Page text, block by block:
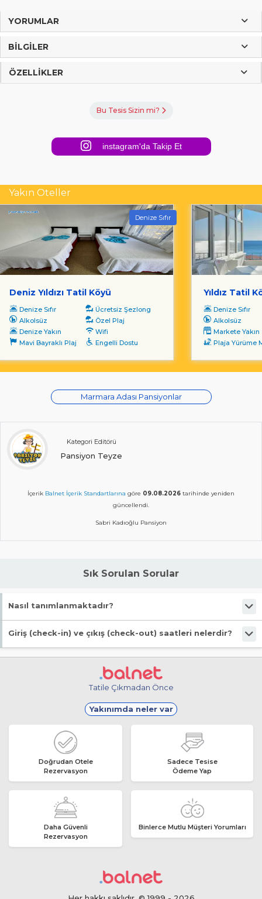
YORUMLAR
BILGILER
ÖZELLIKLER
Bu Tesis Sizin mi?
instagram'da Takip Et
Yakın Oteller
Denize Sıfır
Deniz Yıldızı Tatil Köyü
Denize Sıfır
Ücretsiz Şezlong
Alkolsüz
Özel Plaj
Denize Yakın
Wifi
Mavi Bayraklı Plaj
Engelli Dostu
Yıldız Tatil
Denize Sıfır
Alkolsüz
Markete Yakın
Plaja Yürüme
Marmara Adası Pansiyonlar
Kategori Editörü
Pansiyon Teyze
İçerik Balnet İçerik Standartlarına göre 09.08.2026 tarihinde yeniden
güncellendi.
Sabri Kadıoğlu Pansiyon
Sık Sorulan Sorular
Nasıl tanımlanmaktadır?
Tesis Pansiyon statüsündedir.
Giriş (check-in) ve çıkış (check-out) saatleri nelerdir?
Giriş en erken 13:00, çıkış en geç 11:00 saatindedir.
Tatile Çıkmadan Önce
Yakınımda neler var
Doğrudan Otele
Rezervasyon
Sadece Tesise
Ödeme Yap
Daha Güvenli
Rezervasyon
Binlerce Mutlu Müşteri Yorumları